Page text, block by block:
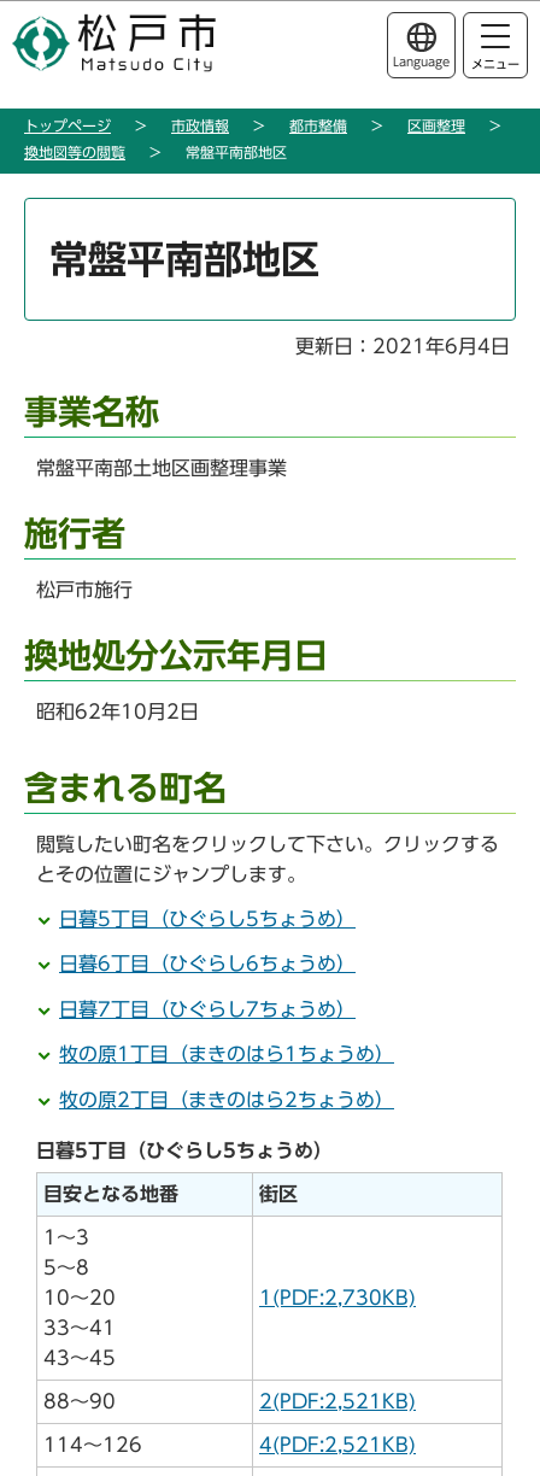
の
ー
このページの本文へ移動
Language メニュー
トップページ 市政情報 都市整備
区画整理
換地図等の閲覧
常盤平南部地区
常盤平南部地区
更新日：2021年6月4日
事業名称
常盤平南部土地区画整理事業
施行者
松戸市施行
換地処分公示年月日
昭和62年10月2日
含まれる町名
閲覧したい町名をクリックして下さい。クリックする
とその位置にジャンプします。
日暮5丁目（ひぐらし5ちょうめ）
日暮6丁目（ひぐらし6ちょうめ）
日暮7丁目（ひぐらし7ちょうめ）
牧の原1丁目（まきのはら1ちょうめ）
牧の原2丁目（まきのはら2ちょうめ）
日暮5丁目（ひぐらし5ちょうめ）
目安となる地番 街区
1～3
5～8
10～20
33～41
43～45
1(PDF:2,730KB)
88～90 2(PDF:2,521KB)
114～126 4(PDF:2,521KB)